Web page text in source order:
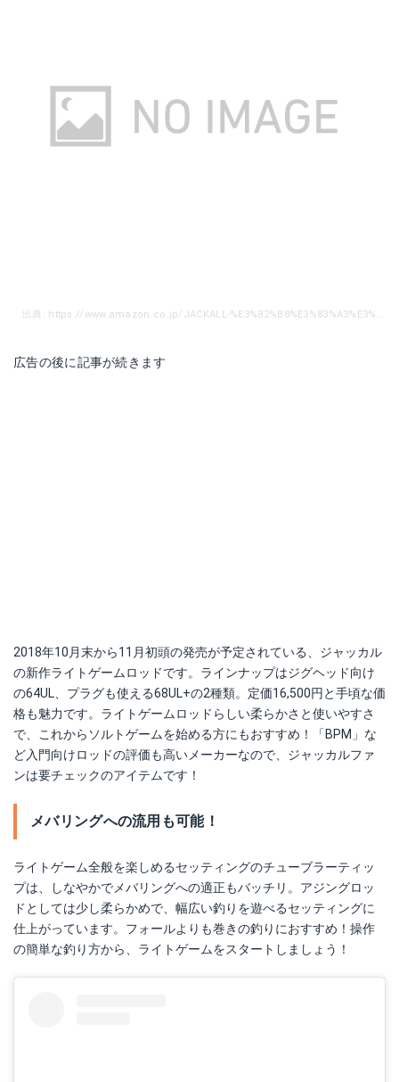
広告の後に記事が続きます
2018年10月末から11月初頭の発売が予定されている、ジャッカル
の新作ライトゲームロッドです。ラインナップはジグヘッド向け
の64UL、プラグも使える68UL+の2種類。定価16,500円と手頃な価
格も魅力です。ライトゲームロッドらしい柔らかさと使いやすさ
で、これからソルトゲームを始める方にもおすすめ！「BPM」な
ど入門向けロッドの評価も高いメーカーなので、ジャッカルファ
ンは要チェックのアイテムです！
メバリングへの流用も可能！
ライトゲーム全般を楽しめるセッティングのチューブラーティッ
プは、しなやかでメバリングへの適正もバッチリ。アジングロッ
ドとしては少し柔らかめで、幅広い釣りを遊べるセッティングに
仕上がっています。フォールよりも巻きの釣りにおすすめ！操作
の簡単な釣り方から、ライトゲームをスタートしましょう！